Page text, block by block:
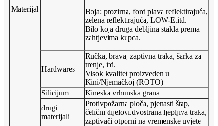
Materijal
Boja: prozirna, ford plava reflektirajuća,
zelena reflektirajuća, LOW-E.itd.
Bilo koja druga debljina stakla prema
zahtjevima kupca.
Hardwares
Ručka, brava, zaptivna traka, šarka za
trenje, itd.
Visok kvalitet proizveden u
Kini/Njemačkoj (ROTO)
Silicijum
Kineska vrhunska grana
drugi
materijali
Protivpožarna ploča, pjenasti štap,
čelični dijelovi.dvostrana ljepljiva traka,
zaptivači otporni na vremenske uvjete